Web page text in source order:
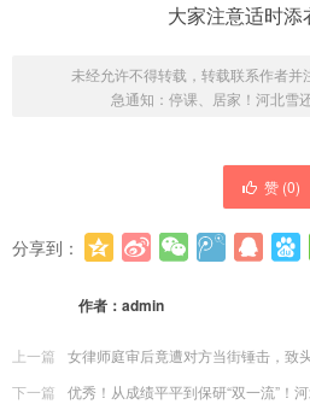
大家注意适时添
未经允许不得转载，转载联系作者并
急通知：停课、居家！河北雪
赞 (0)
分享到：
作者： admin
上一篇
女律师庭审后竟遭对方当街锤击，致
下一篇
优秀！从成绩平平到保研“双一流”！